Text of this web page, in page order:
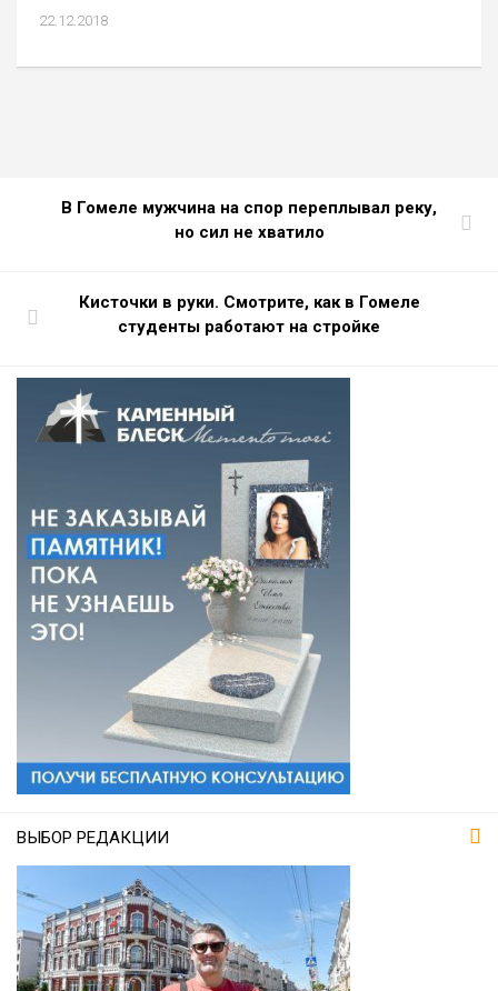
22.12.2018
В Гомеле мужчина на спор переплывал реку,
но сил не хватило
Кисточки в руки. Смотрите, как в Гомеле
студенты работают на стройке
ВЫБОР РЕДАКЦИИ